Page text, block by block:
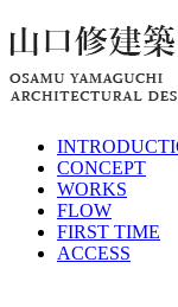
CONCEPT
WORKS
FLOW
FIRST TIME
ACCESS